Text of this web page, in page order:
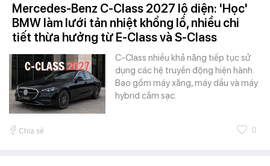
Mercedes-Benz C-Class 2027 lộ diện: 'Học'
BMW làm lưới tản nhiệt khổng lồ, nhiều chi
tiết thừa hưởng từ E-Class và S-Class
C-Class nhiều khả năng tiếp tục sử
dụng các hệ truyền động hiện hành.
Bao gồm máy xăng, máy dầu và máy
hybrid cắm sạc.
Chia sẻ 0